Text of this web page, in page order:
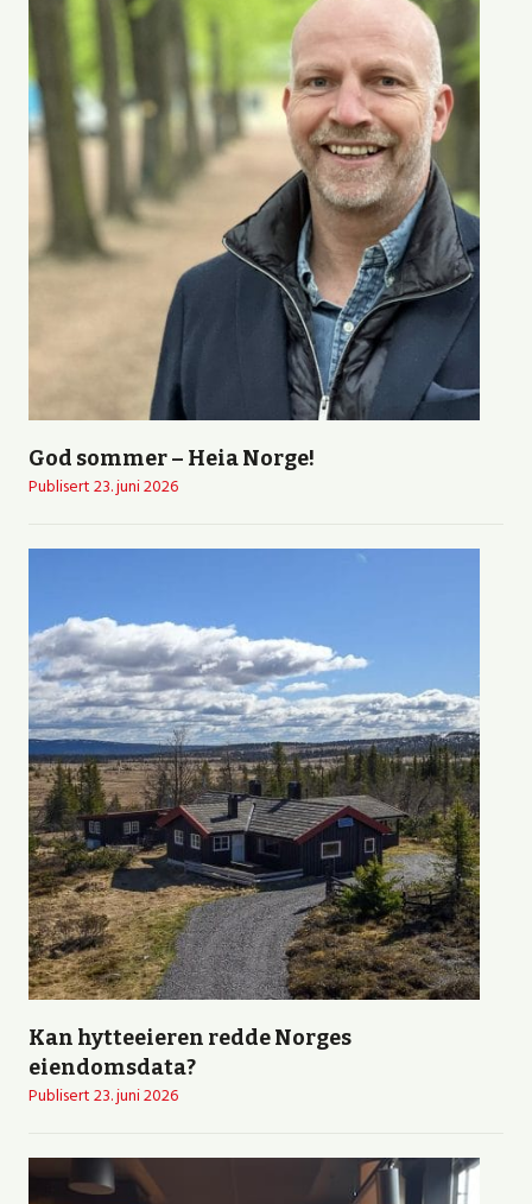
God sommer – Heia Norge!
Publisert23. juni 2026
Kan hytteeieren redde Norges
eiendomsdata?
Publisert23. juni 2026